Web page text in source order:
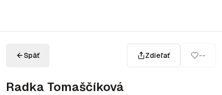
Späť Zdieľať --
Radka Tomaščíková